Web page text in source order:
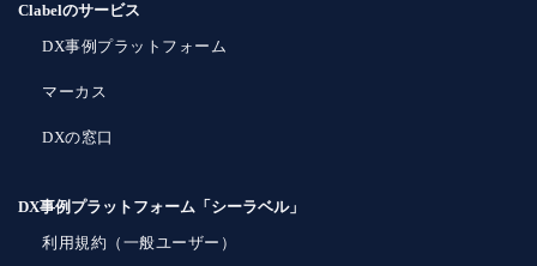
Clabelのサービス
DX事例プラットフォーム
マーカス
DXの窓口
DX事例プラットフォーム「シーラベル」
利用規約（一般ユーザー）